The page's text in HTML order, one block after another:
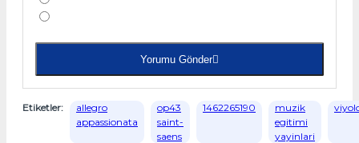
Yorumu Gönder
Etiketler:
allegro
appassionata
op43
saint-
saens
1462265190
muzik
egitimi
yayinlari